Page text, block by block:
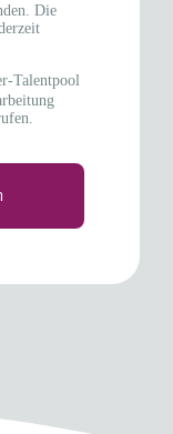
Die
Talentpool